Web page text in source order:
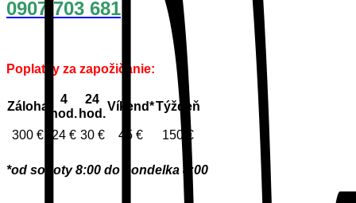
0907 703 681
Poplatky za zapožičanie:
Záloha
4
hod.
24
hod.
Víkend*Týždeň
300 € 24 € 30 € 45 € 150 €
*od soboty 8:00 do pondelka 8:00